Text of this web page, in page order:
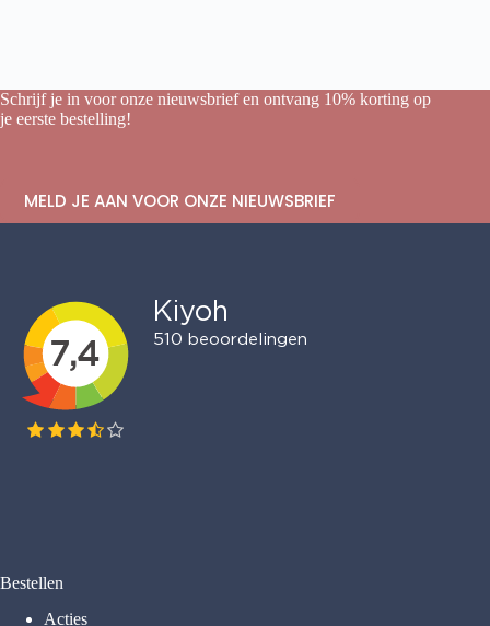
Schrijf je in voor onze nieuwsbrief en ontvang 10% korting op
je eerste bestelling!
MELD JE AAN VOOR ONZE NIEUWSBRIEF
Bestellen
Acties